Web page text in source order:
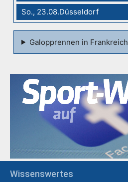
So., 23.08.Düsseldorf
Galopprennen in Frankreich
Wissenswertes